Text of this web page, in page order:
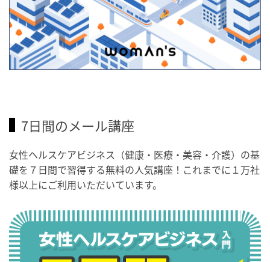
7日間のメール講座
女性ヘルスケアビジネス（健康・医療・美容・介護）の基
礎を７日間で習得する無料の人気講座！これまでに１万社
様以上にご利用いただいています。